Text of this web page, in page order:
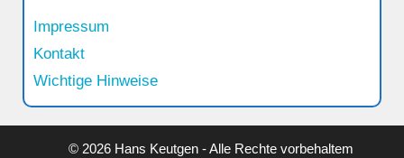
Impressum
Kontakt
Wichtige Hinweise
© 2026 Hans Keutgen - Alle Rechte vorbehaltem